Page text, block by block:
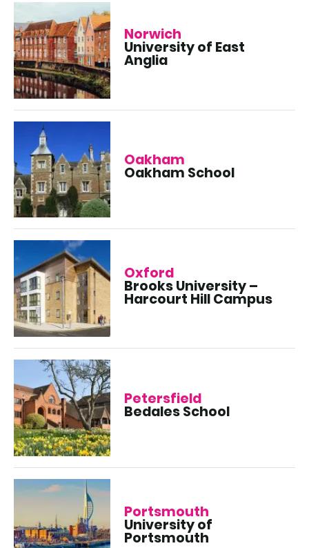
Norwich
University of East
Anglia
Oakham
Oakham School
Oxford
Brooks University –
Harcourt Hill Campus
Petersfield
Bedales School
Portsmouth
University of
Portsmouth